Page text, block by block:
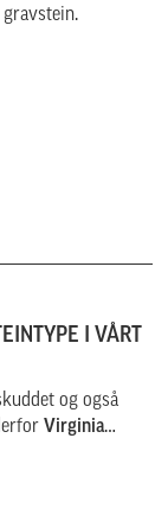
I VÅRT
og også
Virginia